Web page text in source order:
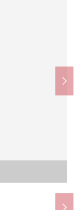
(約100m)